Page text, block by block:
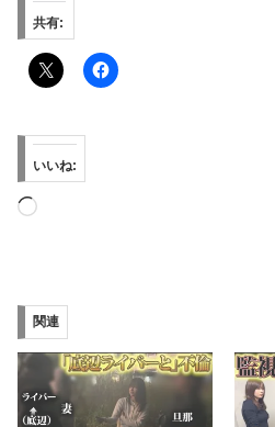
共有:
いいね:
読
み
中…
関連